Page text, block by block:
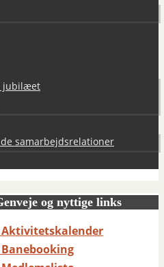
jubilæet
samarbejdsrelationer
og nyttige links
Aktivitetskalender
Banebooking